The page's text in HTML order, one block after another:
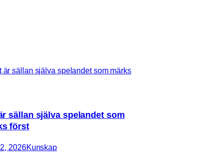
sällan själva spelandet som
först
2026Kunskap